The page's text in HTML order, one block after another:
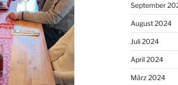
September
August 2024
Juli 2024
April 2024
März 2024